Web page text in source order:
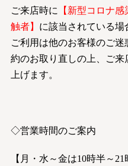
ご来店時に
【新型コロナ感
触者】 に該当されている場
ご利用は他のお客様のご
約のお取り直しの上、ご
上げます。
◇営業時間のご案内
【月・水～金は10時半～21